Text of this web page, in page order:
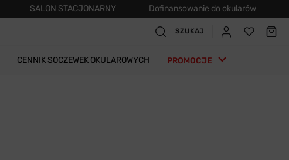
SALON STACJONARNY Dofinansowanie do okularów
SZUKAJ
CENNIK SOCZEWEK OKULAROWYCH PROMOCJE